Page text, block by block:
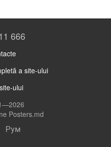
666
a site-ului
ului
Posters.md
Рум